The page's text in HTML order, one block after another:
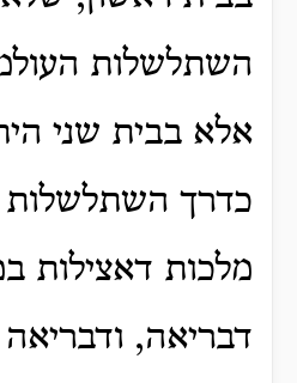
השתלשלות
אלא בבית שני
כדרך השתלשלות
מלכות דאצילות
דבריאה,